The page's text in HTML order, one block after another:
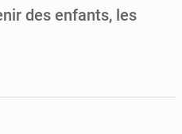
des enfants, les